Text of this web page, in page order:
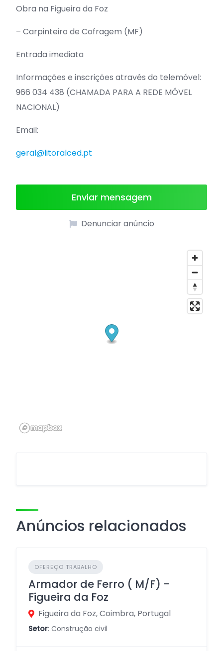
Obra na Figueira da Foz
– Carpinteiro de Cofragem (MF)
Entrada imediata
Informações e inscrições através do telemóvel:
966 034 438 (CHAMADA PARA A REDE MÓVEL
NACIONAL)
Email:
geral@litoralced.pt
Enviar mensagem
Denunciar anúncio
Anúncios relacionados
OFEREÇO TRABALHO
Armador de Ferro ( M/F) -
Figueira da Foz
Figueira da Foz, Coimbra, Portugal
Setor: Construção civil